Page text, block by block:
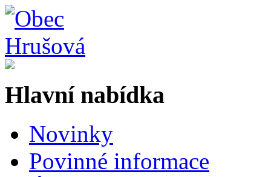
Hlavní nabídka
Novinky
Povinné informace